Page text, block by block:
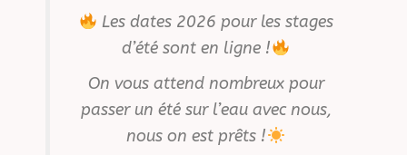
Les dates 2026 pour les stages
d’été sont en ligne !
On vous attend nombreux pour
passer un été sur l’eau avec nous,
nous on est prêts !